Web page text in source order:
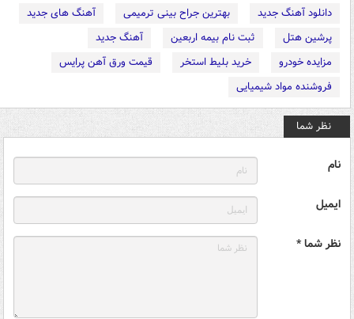
دانلود آهنگ جدید
بهترین جراح بینی ترمیمی
آهنگ های جدید
پرشین هتل
ثبت نام بیمه اربعین
آهنگ جدید
مزایده خودرو
خرید بلیط استخر
قیمت ورق آهن پرایس
فروشنده مواد شیمیایی
نظر شما
نام
ایمیل
نظر شما *